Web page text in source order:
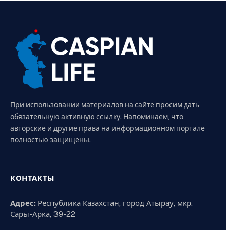
При использовании материалов на сайте просим дать
обязательную активную ссылку. Напоминаем, что
авторские и другие права на информационном портале
полностью защищены.
КОНТАКТЫ
Адрес: Республика Казахстан, город Атырау, мкр.
Сары-Арка, 39-22